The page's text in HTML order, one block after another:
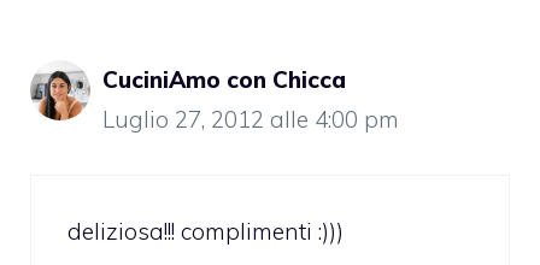
CuciniAmo con Chicca
Luglio 27, 2012 alle 4:00 pm
deliziosa!!! complimenti :)))